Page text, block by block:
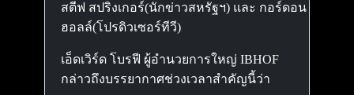
สตีฟ สปริงเกอร์(นักข่าวสหรัฐฯ) และ กอร์ดอน
ฮอลล์(โปรดิวเซอร์ทีวี)
เอ็ดเวิร์ด โบรฟี ผู้อำนวยการใหญ่ IBHOF
กล่าวถึงบรรยากาศช่วงเวลาสำคัญนี้ว่า